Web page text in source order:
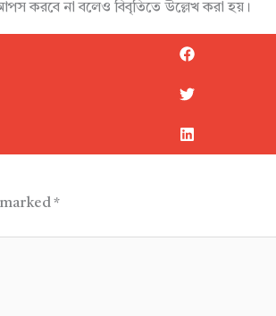
আপস করবে না বলেও বিবৃতিতে উল্লেখ করা হয়।
*